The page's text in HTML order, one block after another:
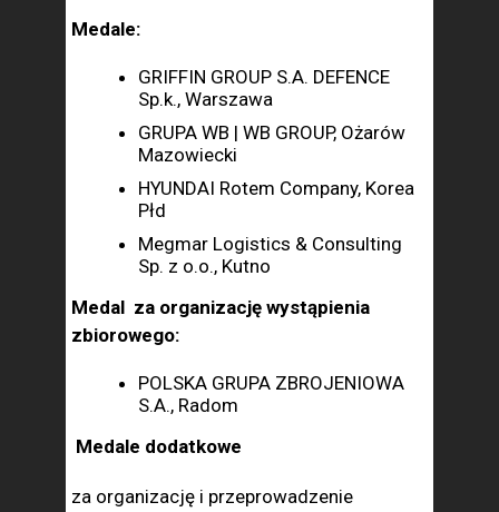
Medale:
GRIFFIN GROUP S.A. DEFENCE
Sp.k., Warszawa
GRUPA WB | WB GROUP, Ożarów
Mazowiecki
HYUNDAI Rotem Company, Korea
Płd
Megmar Logistics & Consulting
Sp. z o.o., Kutno
Medal za organizację wystąpienia
zbiorowego:
POLSKA GRUPA ZBROJENIOWA
S.A., Radom
Medale dodatkowe
za organizację i przeprowadzenie